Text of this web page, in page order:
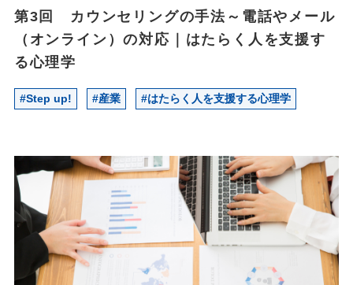
第3回 カウンセリングの手法～電話やメール
（オンライン）の対応｜はたらく人を支援す
る心理学
#Step up! #産業 #はたらく人を支援する心理学